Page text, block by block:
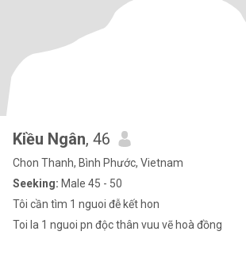
Kiều Ngân, 46
Chon Thanh, Bình Phước, Vietnam
Seeking: Male 45 - 50
Tôi cần tìm 1 nguoi đễ kết hon
Toi la 1 nguoi pn độc thân vuu vẽ hoà đồng